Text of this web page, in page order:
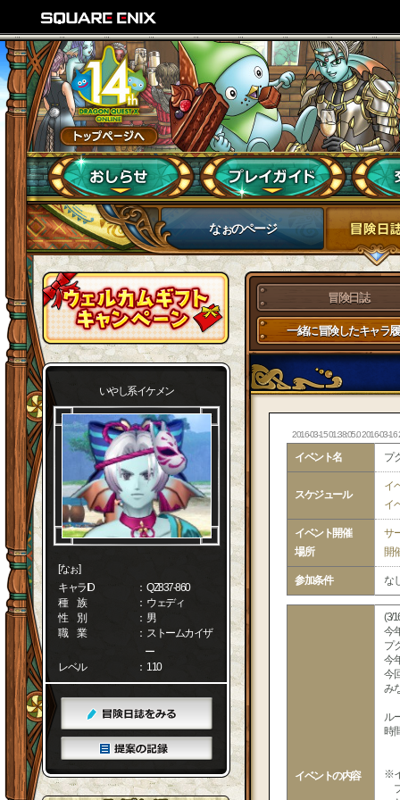
なぉのページ
いやし系イケメン
[なぉ]
キャラID
： QZ837-860
種 族
： ウェディ
性 別
： 男
職 業
： ストームカイザ
ー
レベル
： 110
冒険日誌
一緒に冒険したキャラ
2016-03-15 01:38:05.0 2016-03-16
イベント名 プ
スケジュール
イ
イ
イベント開催
場所
サ
開
参加条件 な
イベントの内容
(3/
今
プ
今
今
み
ル
時
※